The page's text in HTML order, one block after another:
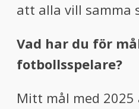
att alla vill samma
Vad har du för
fotbollsspelare?
⁠Mitt mål med